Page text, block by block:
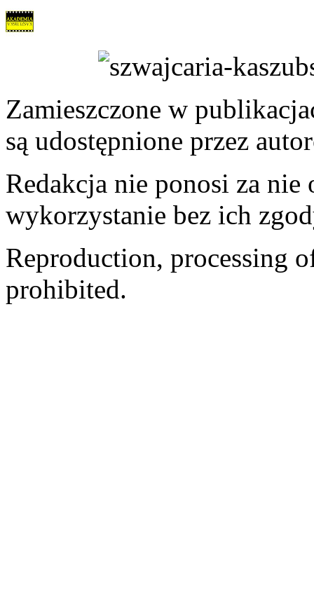
Zamieszczone w
są udostępnione przez
Redakcja nie ponosi za
wykorzystanie bez ich
Reproduction, processing
prohibited.